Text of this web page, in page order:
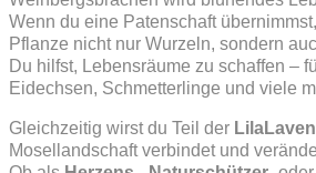
Wenn du eine Patenschaft
Pflanze nicht nur Wurzeln, sondern
Du hilfst, Lebensräume zu schaffen –
Eidechsen, Schmetterlinge und viele
Gleichzeitig wirst du Teil der
Mosellandschaft verbindet und